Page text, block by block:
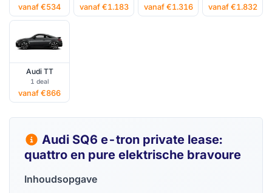
vanaf €534 vanaf €1.183 vanaf €1.316 vanaf €1.832
Audi TT
1 deal
vanaf €866
Audi SQ6 e-tron private lease:
quattro en pure elektrische bravoure
Inhoudsopgave